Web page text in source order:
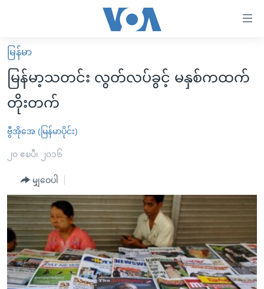
လွယ်ကူ
စေ
သည့်
Link
များ
ပင်မ
ကျော်
ကြည့်
ပင်မ
အ
ညွန်း
မူလစာမျက်နှာ
မြန်မာ
ကမ္ဘာ့သတင်းများ
နိုင်ငံတကာ
အစ္စရေး-ပါလက်စတိုင်း
ဗွီဒီယို
သတင်းလွတ်လပ်ခွင့်
အင်္ဂလိပ်စာလေ့လာမယ်
အမေရိကန်သုံးအီဒီယံ
မကြေးမုံရဲ့ အင်္ဂလိပ်စာ
ရုပ်ရှင်ထဲက အင်္ဂလိပ်စာ
သုတပဒေသာ အင်္ဂလိပ်စာ
အပတ်စဉ်ကဏ္ဍများ
ရေဒီယို
တီဗွီ
ရေဒီယိုနှင့်ရုပ်သံ အချက်အလက်များ
ရေဒီယို/တီဗွီအစီအစဉ်
Learning English
မြန်မာ
မြန်မာ့သတင်း လွတ်လပ်ခွင့် မနှစ်ကထက်
တိုးတက်
ဗွီအိုအေ (မြန်မာပိုင်း)
၂၀ ဧၿပီ၊ ၂၀၁၆
မျှဝေပါ